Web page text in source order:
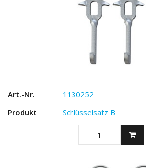
1130252
Schlüsselsatz B